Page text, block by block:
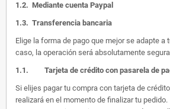
1.2. Mediante cuenta Paypal
1.3. Transferencia bancaria
Elige la forma de pago que mejor se adapte a
caso, la operación será absolutamente
1.1. Tarjeta de crédito con pasarela de
Si elijes pagar tu compra con tarjeta de
realizará en el momento de finalizar tu pedido.